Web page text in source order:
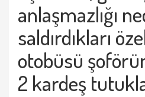
anlaşmazlığı
saldırdıkları
otobüsü
2 kardeş